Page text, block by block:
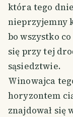
która tego
nieprzyjemny
bo wszystko
się przy tej
sąsiedztwie.
Winowajca
horyzontem
znajdował się